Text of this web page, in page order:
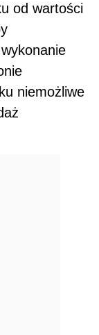
od wartości
niemożliwe